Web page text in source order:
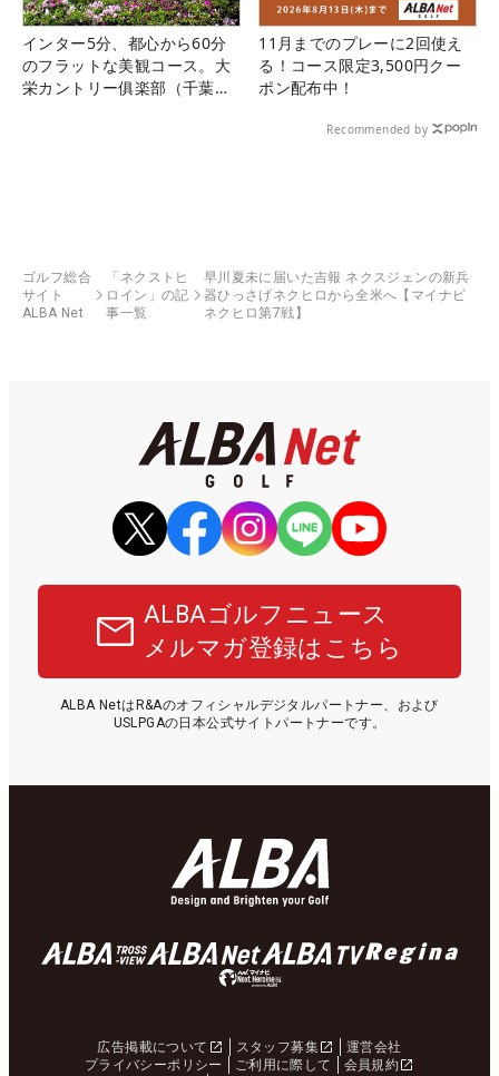
インター5分、都心から60分
のフラットな美観コース。大
栄カントリー俱楽部（千葉
11月までのプレーに2回使え
る！コース限定3,500円クー
ポン配布中！
Recommended by
ゴルフ総合
サイト
ALBA Net
「ネクストヒ
ロイン」の記
事一覧
早川夏未に届いた吉報 ネクスジェンの新兵
器ひっさげネクヒロから全米へ【マイナビ
ネクヒロ第7戦】
ALBAゴルフニュース
メルマガ登録はこちら
ALBA NetはR&Aのオフィシャルデジタルパートナー、および
USLPGAの日本公式サイトパートナーです。
広告掲載について スタッフ募集
運営会社
プライバシーポリシー
ご利用に際して
会員規約